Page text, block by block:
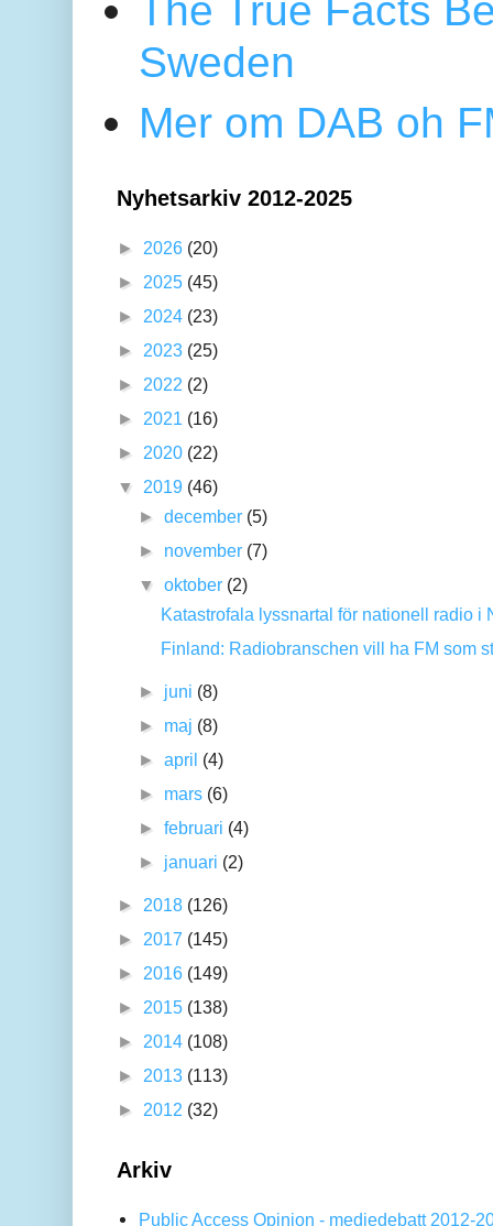
Sweden
Mer om DAB oh
Nyhetsarkiv 2012-2025
► 2026 (20)
► 2025 (45)
► 2024 (23)
► 2023 (25)
► 2022 (2)
► 2021 (16)
► 2020 (22)
▼ 2019 (46)
►december (5)
► november (7)
▼oktober (2)
Katastrofala lyssnartal för nationell radio i
Finland: Radiobranschen vill ha FM som
► juni (8)
► maj (8)
►april (4)
► mars (6)
►februari (4)
► januari (2)
► 2018 (126)
► 2017 (145)
► 2016 (149)
► 2015 (138)
► 2014 (108)
► 2013 (113)
► 2012 (32)
Arkiv
Public Access Opinion - mediedebatt 2012-